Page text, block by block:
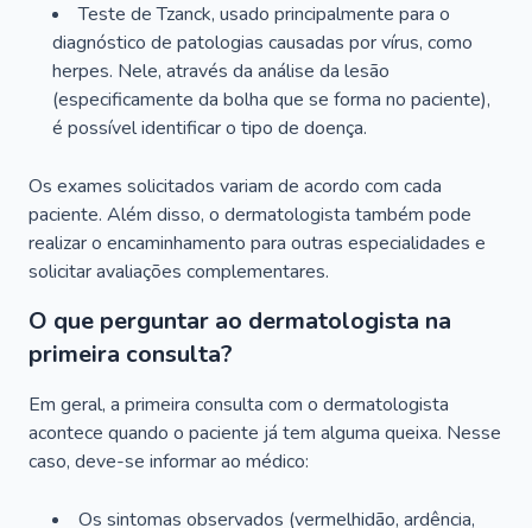
Teste de Tzanck, usado principalmente para o
diagnóstico de patologias causadas por vírus, como
herpes. Nele, através da análise da lesão
(especificamente da bolha que se forma no paciente),
é possível identificar o tipo de doença.
Os exames solicitados variam de acordo com cada
paciente. Além disso, o dermatologista também pode
realizar o encaminhamento para outras especialidades e
solicitar avaliações complementares.
O que perguntar ao dermatologista na
primeira consulta?
Em geral, a primeira consulta com o dermatologista
acontece quando o paciente já tem alguma queixa. Nesse
caso, deve-se informar ao médico:
Os sintomas observados (vermelhidão, ardência,